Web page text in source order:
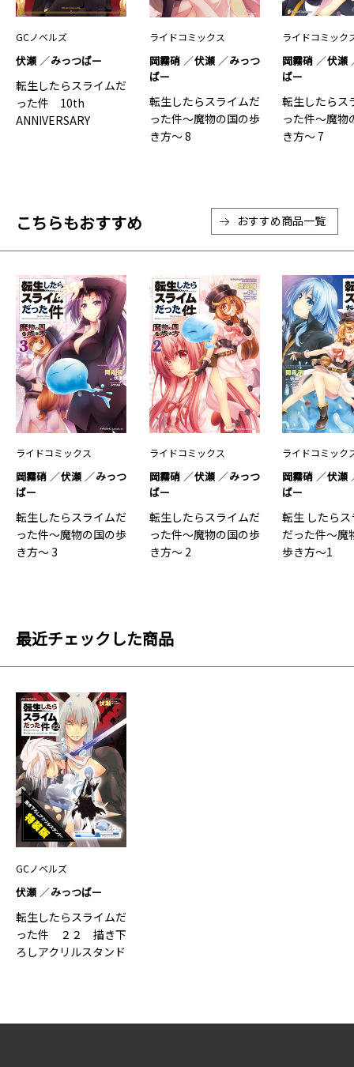
GCノベルズ
伏瀬 みっつばー
転生したらスライムだ
った件 10th
ANNIVERSARY
ライドコミックス
岡霧硝 伏瀬
みっつ
ばー
転生したらスライムだ
った件～魔物の国の歩
き方～ 8
ライドコミック
岡霧硝
伏瀬
ばー
転生したらス
った件～魔物
き方～ 7
こちらもおすすめ おすすめ商品一覧
ライドコミックス
岡霧硝 伏瀬
みっつ
ばー
転生したらスライムだ
った件～魔物の国の歩
き方～ 3
ライドコミックス
岡霧硝 伏瀬
みっつ
ばー
転生したらスライムだ
った件～魔物の国の歩
き方～ 2
ライドコミック
岡霧硝
伏瀬
ばー
転生 したら
だった件～魔
歩き方～1
最近チェックした商品
GCノベルズ
伏瀬 みっつばー
転生したらスライムだ
った件 ２２ 描き下
ろしアクリルスタンド